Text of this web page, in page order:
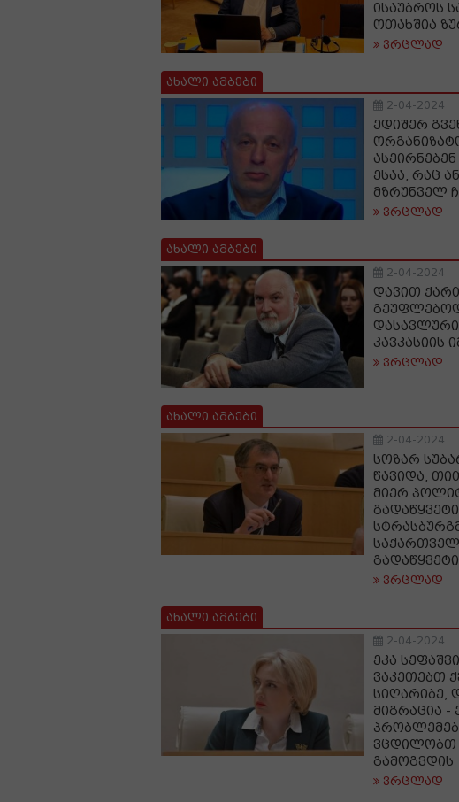
ისაუბროს
ოთახშია
ვრცლად
ახალი ამბები
2-04-2024
ედიშერ
ესაა, რაც
მზრუნველ
ვრცლად
ახალი ამბები
2-04-2024
დავით
დასავლური
კავკასიის
ვრცლად
ახალი ამბები
2-04-2024
სოზარ
წავიდა,
მიერ
ვრცლად
ახალი ამბები
2-04-2024
ეკა
ვაკეთებთ
სიღარიბე,
მიგრაცია -
ვცდილობთ
გამოგვდის
ვრცლად